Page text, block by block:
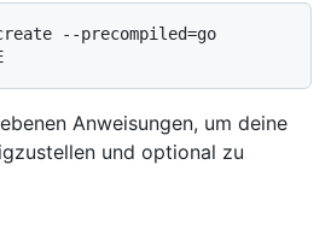
--precompiled=go
Anweisungen, um deine
und optional zu